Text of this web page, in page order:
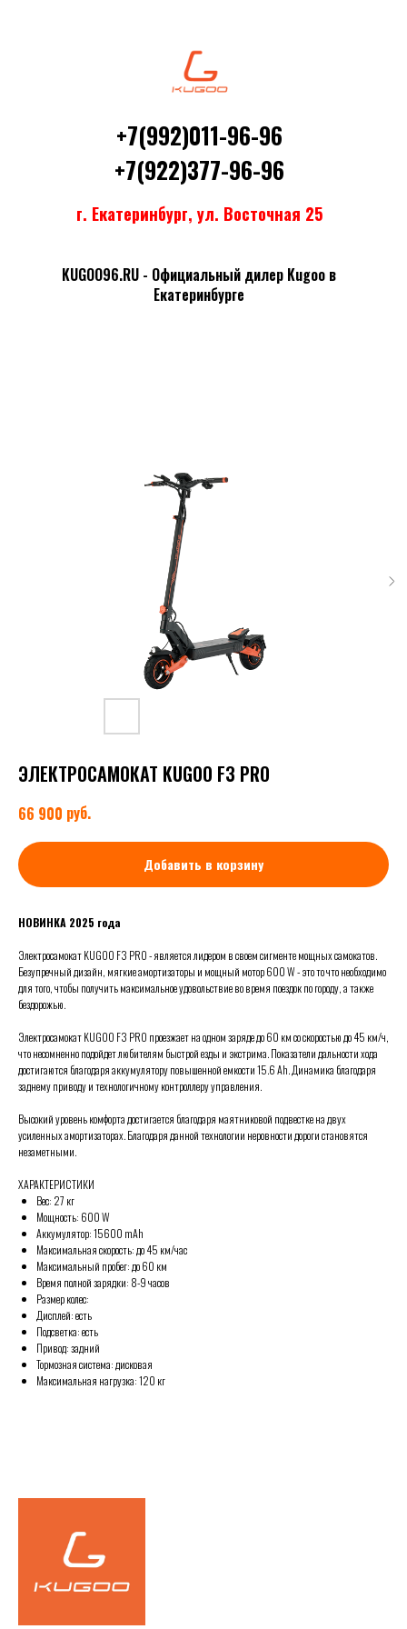
+7(992)011-96-96
+7(922)377-96-96
г. Екатеринбург, ул. Восточная 25
KUGOO96.RU - Официальный дилер Kugoo в
Екатеринбурге
ЭЛЕКТРОСАМОКАТ KUGOO F3 PRO
66 900 руб.
Добавить в корзину
НОВИНКА 2025 года
Электросамокат KUGOO F3 PRO - является лидером в своем сигменте мощных самокатов.
Безупречный дизайн, мягкие амортизаторы и мощный мотор 600 W - это то что необходимо
для того, чтобы получить максимальное удовольствие во время поездок по городу, а также
бездорожью.
Электросамокат KUGOO F3 PRO проезжает на одном заряде до 60 км со скоростью до 45 км/ч,
что несомненно подойдет любителям быстрой езды и экстрима. Показатели дальности хода
достигаются благодаря аккумулятору повышенной емкости 15.6 Ah. Динамика благодаря
заднему приводу и технологичному контроллеру управления.
Высокий уровень комфорта достигается благодаря маятниковой подвестке на двух
усиленных амортизаторах. Благодаря данной технологии неровности дороги становятся
незаметными.
ХАРАКТЕРИСТИКИ
Вес: 27 кг
Мощность: 600 W
Аккумулятор: 15600 mAh
Максимальная скорость: до 45 км/час
Максимальный пробег: до 60 км
Время полной зарядки: 8-9 часов
Размер колес:
Дисплей: есть
Подсветка: есть
Привод: задний
Тормозная система: дисковая
Максимальная нагрузка: 120 кг